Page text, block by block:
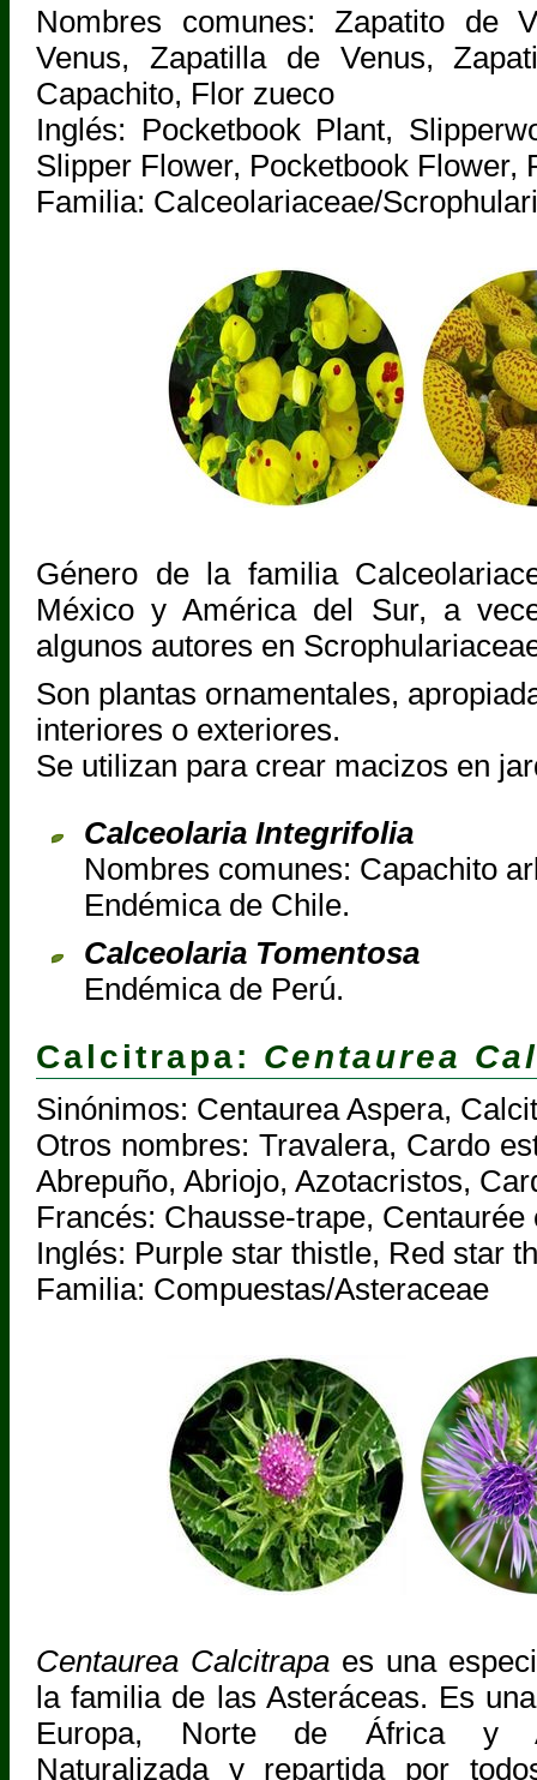
Nombres comunes: Zapatito de
Venus, Zapatilla de Venus,
Capachito, Flor zueco
Inglés: Pocketbook Plant,
Slipper Flower, Pocketbook Flower,
Familia: Calceolariaceae/
Género de la familia
México y América del Sur, a
algunos autores en
Son plantas ornamentales,
interiores o exteriores.
Se utilizan para crear macizos en
Calceolaria Integrifolia
Nombres comunes: Capachito
Endémica de Chile.
Calceolaria Tomentosa
Endémica de Perú.
Calcitrapa: Centaurea
Sinónimos: Centaurea Aspera,
Otros nombres: Travalera, Cardo
Abrepuño, Abriojo, Azotacristos,
Francés: Chausse-trape, Centaurée
Inglés: Purple star thistle, Red star
Familia: Compuestas/Asteraceae
Centaurea Calcitrapa es una
la familia de las Asteráceas. Es
Europa, Norte de África y
Naturalizada y repartida por